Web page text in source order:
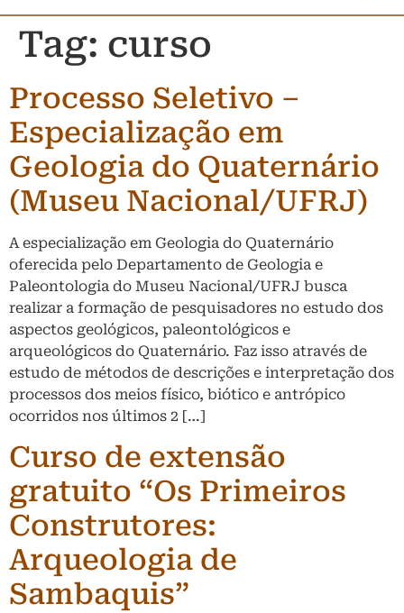
Tag: curso
Processo Seletivo –
Especialização em
Geologia do Quaternário
(Museu Nacional/UFRJ)
A especialização em Geologia do Quaternário
oferecida pelo Departamento de Geologia e
Paleontologia do Museu Nacional/UFRJ busca
realizar a formação de pesquisadores no estudo dos
aspectos geológicos, paleontológicos e
arqueológicos do Quaternário. Faz isso através de
estudo de métodos de descrições e interpretação dos
processos dos meios físico, biótico e antrópico
ocorridos nos últimos 2 […]
Curso de extensão
gratuito “Os Primeiros
Construtores:
Arqueologia de
Sambaquis”